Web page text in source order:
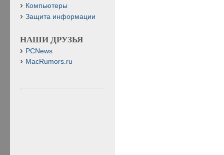
Компьютеры
Защита информации
НАШИ ДРУЗЬЯ
PCNews
MacRumors.ru